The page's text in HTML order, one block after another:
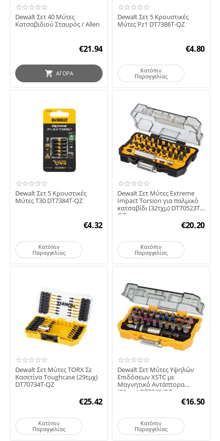
Dewalt Σετ 40 Μύτες
Κατσαβιδιού Σταυρός / Allen
€21.94
ΑΓΟΡΆ
Dewalt Σετ 5 Κρουστικές
Μύτες Pz1 DT7386T-QZ
€4.80
Κατόπιν
Παραγγελίας
Dewalt Σετ 5 Κρουστικές
Μύτες T30 DT7384T-QZ
€4.32
Κατόπιν
Παραγγελίας
Dewalt Σετ Μύτες Extreme
Impact Torsion για παλμικό
κατσαβίδι (32τχμ) DT70523T-
QZ
€20.20
Κατόπιν
Παραγγελίας
Dewalt Σετ Μύτες TORX Σε
Κασετίνα Toughcase (29τμχ)
DT70734T-QZ
€25.42
Κατόπιν
Παραγγελίας
Dewalt Σετ Μύτες Υψηλών
Επιδόσεων XSTC με
Μαγνητικό Αντάπτορα
(32τμχ) DT7969-QZ
€16.50
Κατόπιν
Παραγγελίας